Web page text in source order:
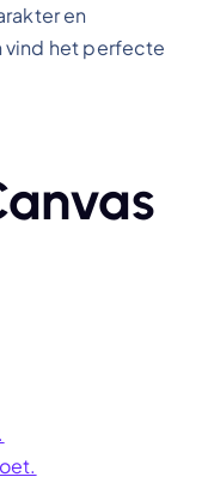
en
vind het perfecte